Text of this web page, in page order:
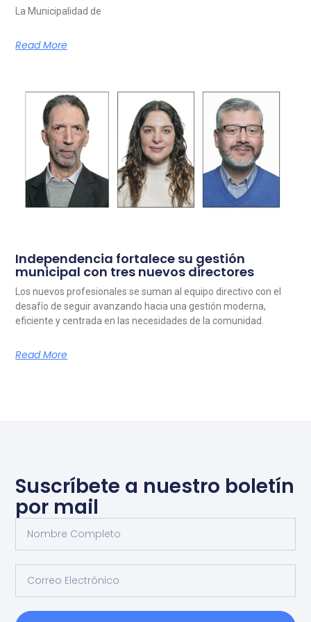
La Municipalidad de
Read More
Independencia fortalece su gestión
municipal con tres nuevos directores
Los nuevos profesionales se suman al equipo directivo con el
desafío de seguir avanzando hacia una gestión moderna,
eficiente y centrada en las necesidades de la comunidad.
Read More
Suscríbete a nuestro boletín
por mail